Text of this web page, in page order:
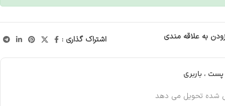
به علاقه مندی اشتراک گذاری :
، باربری
شده تحویل می دهد